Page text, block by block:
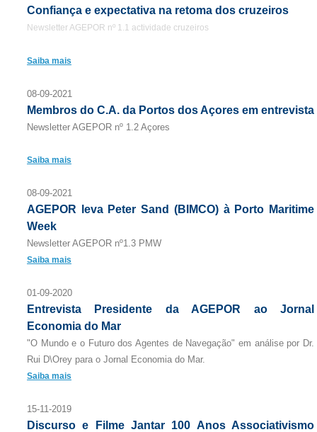
Confiança e expectativa na retoma dos cruzeiros
Newsletter AGEPOR nº 1.1 actividade cruzeiros
Saiba mais
08-09-2021
Membros do C.A. da Portos dos Açores em entrevista
Newsletter AGEPOR nº 1.2 Açores
Saiba mais
08-09-2021
AGEPOR leva Peter Sand (BIMCO) à Porto Maritime
Week
Newsletter AGEPOR nº1.3 PMW
Saiba mais
01-09-2020
Entrevista Presidente da AGEPOR ao Jornal
Economia do Mar
"O Mundo e o Futuro dos Agentes de Navegação" em análise por Dr.
Rui D\Orey para o Jornal Economia do Mar.
Saiba mais
15-11-2019
Discurso e Filme Jantar 100 Anos Associativismo